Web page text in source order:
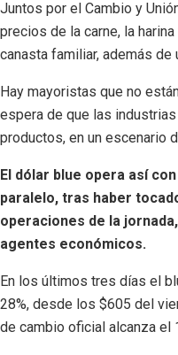
Juntos por el Cambio y
precios de la carne, la
canasta familiar, además
Hay mayoristas que no
espera de que las
productos, en un escenario
El dólar blue opera así
paralelo, tras haber
operaciones de la
agentes económicos.
En los últimos tres días el
28%, desde los $605 del
de cambio oficial alcanza el